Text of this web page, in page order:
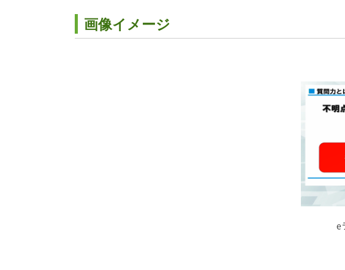
画像イメージ
e